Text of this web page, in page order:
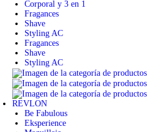
Corporal y 3 en 1
Fragances
Shave
Styling AC
Fragances
Shave
Styling AC
REVLON
Be Fabulous
Eksperience